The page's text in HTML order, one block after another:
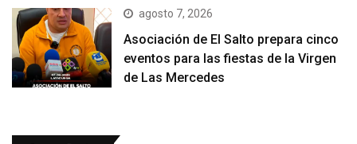
agosto 7, 2026
Asociación de El Salto prepara cinco
eventos para las fiestas de la Virgen
de Las Mercedes